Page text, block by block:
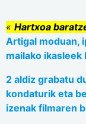
« Hartxoa
Artigal moduan,
mailako
2 aldiz grabatu
kondaturik eta
izenak filmaren